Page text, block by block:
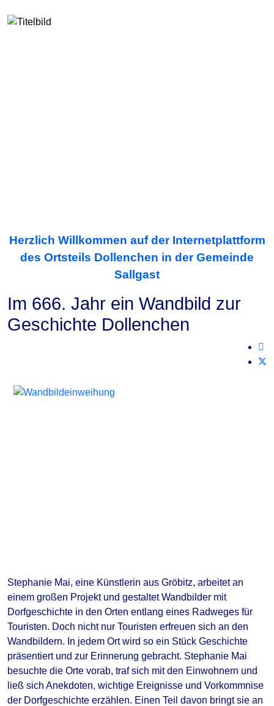
Herzlich Willkommen auf der Internetplattform
des Ortsteils Dollenchen in der Gemeinde
Sallgast
Im 666. Jahr ein Wandbild zur
Geschichte Dollenchen
Stephanie Mai, eine Künstlerin aus Gröbitz, arbeitet an
einem großen Projekt und gestaltet Wandbilder mit
Dorfgeschichte in den Orten entlang eines Radweges für
Touristen. Doch nicht nur Touristen erfreuen sich an den
Wandbildern. In jedem Ort wird so ein Stück Geschichte
präsentiert und zur Erinnerung gebracht. Stephanie Mai
besuchte die Orte vorab, traf sich mit den Einwohnern und
ließ sich Anekdoten, wichtige Ereignisse und Vorkommnise
der Dorfgeschichte erzählen. Einen Teil davon bringt sie an